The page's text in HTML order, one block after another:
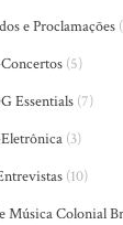
e Proclamações
(5)
Essentials(7)
(3)
(10)
Música Colonial